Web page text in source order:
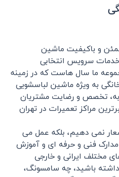
و با‌کیفیت ماشین
سرویس انتخابی
ما سال‌ هاست که در زمینه
به‌ ویژه ماشین لباسشویی
تخصص و رضایت مشتریان
مراکز تعمیرات در تهران
نمی‌ دهیم، بلکه عمل می‌
فنی و حرفه‌ ای و آموزش‌
مختلف ایرانی و خارجی
باشید، چه سامسونگ،